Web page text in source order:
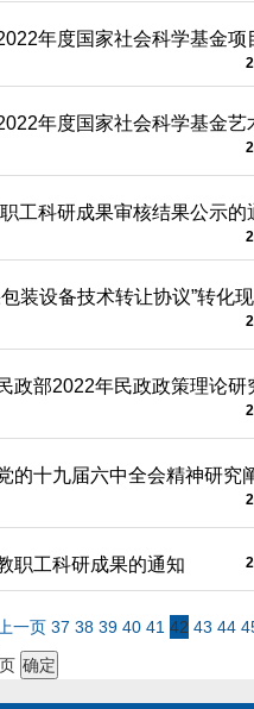
年度国家社会科学基金项
年度国家社会科学基金艺
工科研成果审核结果公示的
装设备技术转让协议”转化
政部2022年民政政策理论研
的十九届六中全会精神研究
职工科研成果的通知
一页 37 38 39 40 41 42 43 44
页 确定